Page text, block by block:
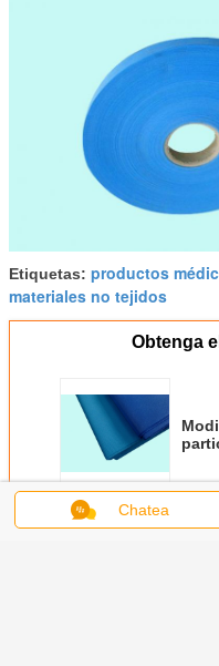
Etiquetas: productos
materiales no tejidos
Obtenga
no
Chatea